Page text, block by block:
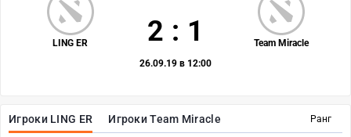
Ранг
Игроки LING ER Игроки Team Miracle
LING ER Team Miracle
2 : 1
26.09.19 в 12:00